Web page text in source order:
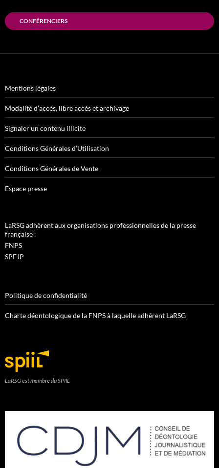
CONFÉRENCIERS
Mentions légales
Modalité d’accès, libre accès et archivage
Signaler un contenu illicite
Conditions Générales d’Utilisation
Conditions Générales de Vente
Espace presse
LaRSG adhèrent aux organisations professionnelles de la presse
française :
FNPS
SPEJP
Politique de confidentialité
Charte déontologique de la FNPS à laquelle adhèrent LaRSG
LaRSG est membre du SPIIL